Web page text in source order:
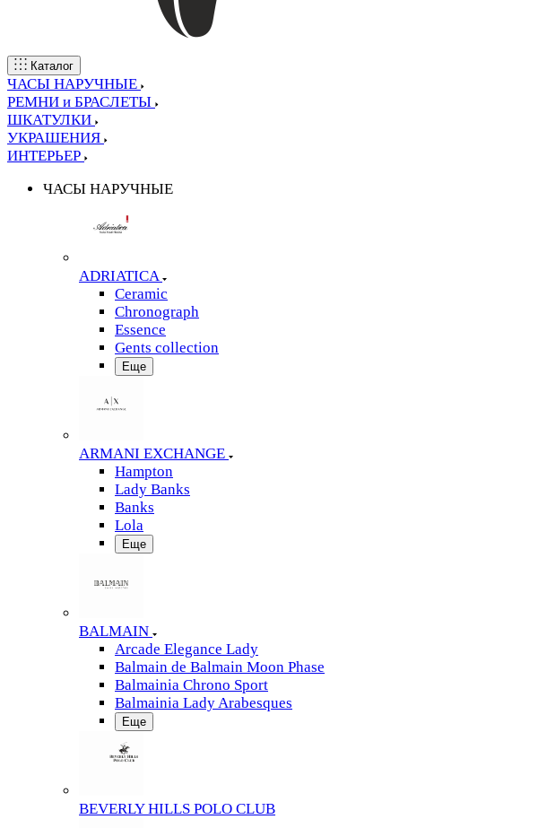
Каталог
ЧАСЫ НАРУЧНЫЕ
РЕМНИ и БРАСЛЕТЫ
ШКАТУЛКИ
УКРАШЕНИЯ
ИНТЕРЬЕР
ЧАСЫ НАРУЧНЫЕ
ADRIATICA
Ceramic
Chronograph
Essence
Gents collection
Еще
ARMANI EXCHANGE
Hampton
Lady Banks
Banks
Lola
Еще
BALMAIN
Arcade Elegance Lady
Balmain de Balmain Moon Phase
Balmainia Chrono Sport
Balmainia Lady Arabesques
Еще
BEVERLY HILLS POLO CLUB